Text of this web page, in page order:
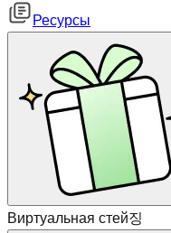
Ресурсы
Виртуальная стей징